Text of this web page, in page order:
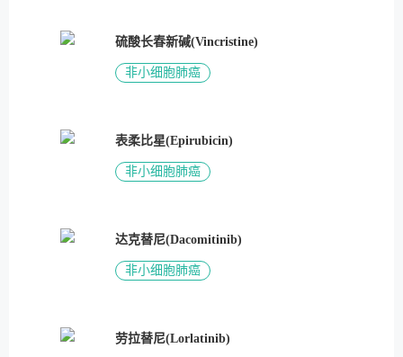
硫酸长春新碱(Vincristine)
非小细胞肺癌
表柔比星(Epirubicin)
非小细胞肺癌
达克替尼(Dacomitinib)
非小细胞肺癌
劳拉替尼(Lorlatinib)